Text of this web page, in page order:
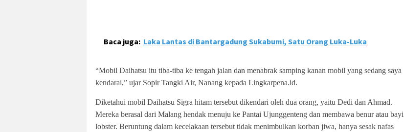
Baca juga: Laka Lantas di Bantargadung Sukabumi, Satu Orang Luka-Luka
“Mobil Daihatsu itu tiba-tiba ke tengah jalan dan menabrak samping kanan mobil yang sedang saya
kendarai,” ujar Sopir Tangki Air, Nanang kepada Lingkarpena.id.
Diketahui mobil Daihatsu Sigra hitam tersebut dikendari oleh dua orang, yaitu Dedi dan Ahmad.
Mereka berasal dari Malang hendak menuju ke Pantai Ujunggenteng dan membawa benur atau bayi
lobster. Beruntung dalam kecelakaan tersebut tidak menimbulkan korban jiwa, hanya sesak nafas